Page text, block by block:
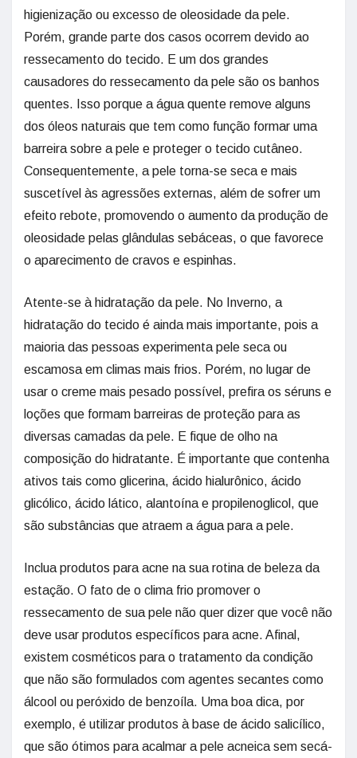
higienização ou excesso de oleosidade da pele.
Porém, grande parte dos casos ocorrem devido ao
ressecamento do tecido. E um dos grandes
causadores do ressecamento da pele são os banhos
quentes. Isso porque a água quente remove alguns
dos óleos naturais que tem como função formar uma
barreira sobre a pele e proteger o tecido cutâneo.
Consequentemente, a pele torna-se seca e mais
suscetível às agressões externas, além de sofrer um
efeito rebote, promovendo o aumento da produção de
oleosidade pelas glândulas sebáceas, o que favorece
o aparecimento de cravos e espinhas.
Atente-se à hidratação da pele. No Inverno, a
hidratação do tecido é ainda mais importante, pois a
maioria das pessoas experimenta pele seca ou
escamosa em climas mais frios. Porém, no lugar de
usar o creme mais pesado possível, prefira os séruns e
loções que formam barreiras de proteção para as
diversas camadas da pele. E fique de olho na
composição do hidratante. É importante que contenha
ativos tais como glicerina, ácido hialurônico, ácido
glicólico, ácido lático, alantoína e propilenoglicol, que
são substâncias que atraem a água para a pele.
Inclua produtos para acne na sua rotina de beleza da
estação. O fato de o clima frio promover o
ressecamento de sua pele não quer dizer que você não
deve usar produtos específicos para acne. Afinal,
existem cosméticos para o tratamento da condição
que não são formulados com agentes secantes como
álcool ou peróxido de benzoíla. Uma boa dica, por
exemplo, é utilizar produtos à base de ácido salicílico,
que são ótimos para acalmar a pele acneica sem secá-